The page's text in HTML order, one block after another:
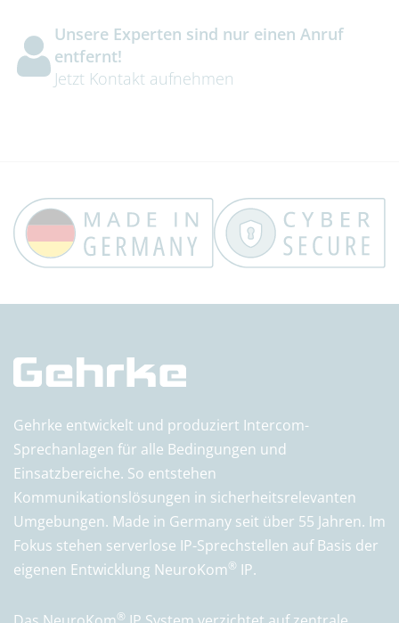
Unsere Experten sind nur einen Anruf
entfernt!
Jetzt Kontakt aufnehmen
Trust Banner
Gehrke entwickelt und produziert Intercom-
Sprechanlagen für alle Bedingungen und
Einsatzbereiche. So entstehen
Kommunikationslösungen in sicherheitsrelevanten
Umgebungen. Made in Germany seit über 55 Jahren. Im
Fokus stehen serverlose IP-Sprechstellen auf Basis der
eigenen Entwicklung NeuroKom® IP.
®